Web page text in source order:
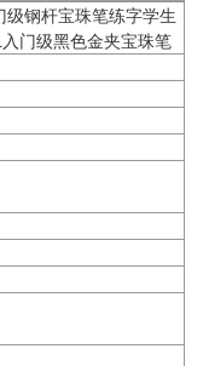
钢杆宝珠笔练字学生
门级黑色金夹宝珠笔